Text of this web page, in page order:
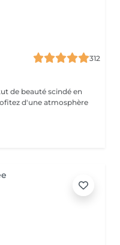
312
de beauté scindé en